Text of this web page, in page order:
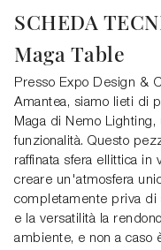
SCHEDA
Maga Table
Presso Expo Design &
Amantea, siamo lieti di
Maga di Nemo
funzionalità. Questo
raffinata sfera ellittica in
creare un'atmosfera
completamente priva di
e la versatilità la
ambiente, e non a